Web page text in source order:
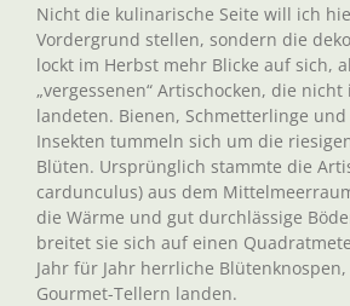
Nicht die kulinarische Seite will ich
Vordergrund stellen, sondern die
lockt im Herbst mehr Blicke auf sich,
„vergessenen“ Artischocken, die
landeten. Bienen, Schmetterlinge
Insekten tummeln sich um die
Blüten. Ursprünglich stammte die
cardunculus) aus dem
die Wärme und gut durchlässige
breitet sie sich auf einen
Jahr für Jahr herrliche
Gourmet-Tellern landen.